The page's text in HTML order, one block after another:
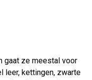
gaat ze meestal voor
leer, kettingen, zwarte